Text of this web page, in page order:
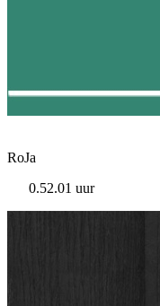
RoJa
0.52.01 uur